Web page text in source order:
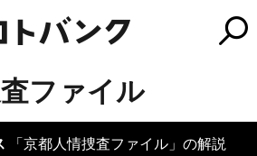
ファイル
「京都人情捜査ファイル」の解説